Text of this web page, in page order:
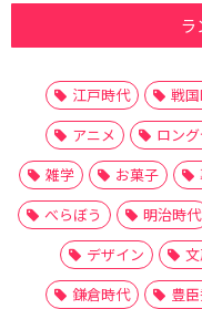
ラ
江戸時代 戦
アニメ
ロン
雑学
お菓子
べらぼう
明治時代
デザイン
鎌倉時代
豊